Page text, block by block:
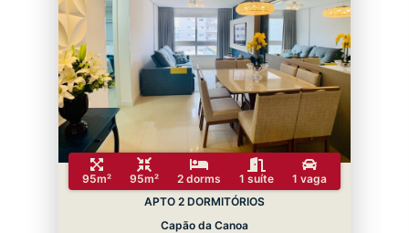
95m² 95m² 2 dorms 1 suíte
1 vaga
APTO 2 DORMITÓRIOS
Capão da Canoa